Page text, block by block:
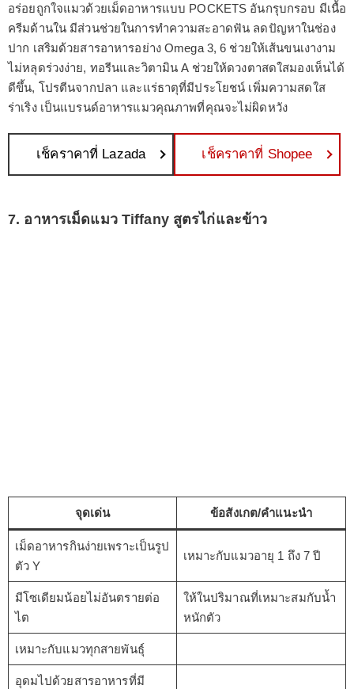
อร่อยถูกใจแมวด้วยเม็ดอาหารแบบ POCKETS อันกรุบกรอบ มีเนื้อ
ครีมด้านใน มีส่วนช่วยในการทำความสะอาดฟัน ลดปัญหาในช่อง
ปาก เสริมด้วยสารอาหารอย่าง Omega 3, 6 ช่วยให้เส้นขนเงางาม
ไม่หลุดร่วงง่าย, ทอรีนและวิตามิน A ช่วยให้ดวงตาสดใสมองเห็นได้
ดีขึ้น, โปรตีนจากปลา และแร่ธาตุที่มีประโยชน์ เพิ่มความสดใส
ร่าเริง เป็นแบรนด์อาหารแมวคุณภาพที่คุณจะไม่ผิดหวัง
เช็คราคาที่ Lazada เช็คราคาที่ Shopee
7. อาหารเม็ดแมว Tiffany สูตรไก่และข้าว
จุดเด่น ข้อสังเกต/คำแนะนำ
เม็ดอาหารกินง่ายเพราะเป็นรูป
ตัว Y
เหมาะกับแมวอายุ 1 ถึง 7 ปี
มีโซเดียมน้อยไม่อันตรายต่อ
ไต
ให้ในปริมาณที่เหมาะสมกับน้ำ
หนักตัว
เหมาะกับแมวทุกสายพันธุ์
อุดมไปด้วยสารอาหารที่มี